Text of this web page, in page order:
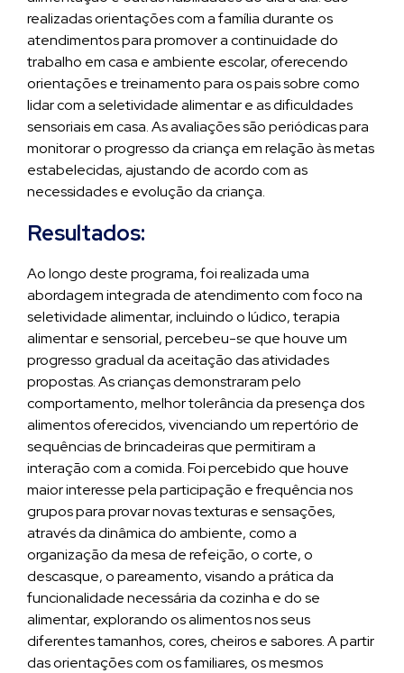
realizadas orientações com a família durante os
atendimentos para promover a continuidade do
trabalho em casa e ambiente escolar, oferecendo
orientações e treinamento para os pais sobre como
lidar com a seletividade alimentar e as dificuldades
sensoriais em casa. As avaliações são periódicas para
monitorar o progresso da criança em relação às metas
estabelecidas, ajustando de acordo com as
necessidades e evolução da criança.
Resultados:
Ao longo deste programa, foi realizada uma
abordagem integrada de atendimento com foco na
seletividade alimentar, incluindo o lúdico, terapia
alimentar e sensorial, percebeu-se que houve um
progresso gradual da aceitação das atividades
propostas. As crianças demonstraram pelo
comportamento, melhor tolerância da presença dos
alimentos oferecidos, vivenciando um repertório de
sequências de brincadeiras que permitiram a
interação com a comida. Foi percebido que houve
maior interesse pela participação e frequência nos
grupos para provar novas texturas e sensações,
através da dinâmica do ambiente, como a
organização da mesa de refeição, o corte, o
descasque, o pareamento, visando a prática da
funcionalidade necessária da cozinha e do se
alimentar, explorando os alimentos nos seus
diferentes tamanhos, cores, cheiros e sabores. A partir
das orientações com os familiares, os mesmos